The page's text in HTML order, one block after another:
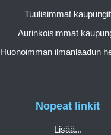
Nopeat linkit
Lisää...
Tuulisimmat kaupungit
Aurinkoisimmat
Huonoimman ilmanlaadun